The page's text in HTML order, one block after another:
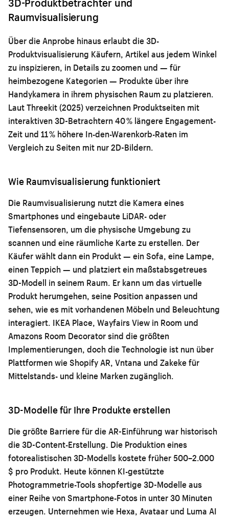
Raumvisualisierung
Über die Anprobe hinaus erlaubt die 3D-
Produktvisualisierung Käufern, Artikel aus jedem Winkel
zu inspizieren, in Details zu zoomen und — für
heimbezogene Kategorien — Produkte über ihre
Handykamera in ihrem physischen Raum zu platzieren.
Laut Threekit (2025) verzeichnen Produktseiten mit
interaktiven 3D-Betrachtern 40 % längere Engagement-
Zeit und 11 % höhere In-den-Warenkorb-Raten im
Vergleich zu Seiten mit nur 2D-Bildern.
Wie Raumvisualisierung funktioniert
Die Raumvisualisierung nutzt die Kamera eines
Smartphones und eingebaute LiDAR- oder
Tiefensensoren, um die physische Umgebung zu
scannen und eine räumliche Karte zu erstellen. Der
Käufer wählt dann ein Produkt — ein Sofa, eine Lampe,
einen Teppich — und platziert ein maßstabsgetreues
3D-Modell in seinem Raum. Er kann um das virtuelle
Produkt herumgehen, seine Position anpassen und
sehen, wie es mit vorhandenen Möbeln und Beleuchtung
interagiert. IKEA Place, Wayfairs View in Room und
Amazons Room Decorator sind die größten
Implementierungen, doch die Technologie ist nun über
Plattformen wie Shopify AR, Vntana und Zakeke für
Mittelstands- und kleine Marken zugänglich.
3D-Modelle für Ihre Produkte erstellen
Die größte Barriere für die AR-Einführung war historisch
die 3D-Content-Erstellung. Die Produktion eines
fotorealistischen 3D-Modells kostete früher 500–2.000
$ pro Produkt. Heute können KI-gestützte
Photogrammetrie-Tools shopfertige 3D-Modelle aus
einer Reihe von Smartphone-Fotos in unter 30 Minuten
erzeugen. Unternehmen wie Hexa, Avataar und Luma AI